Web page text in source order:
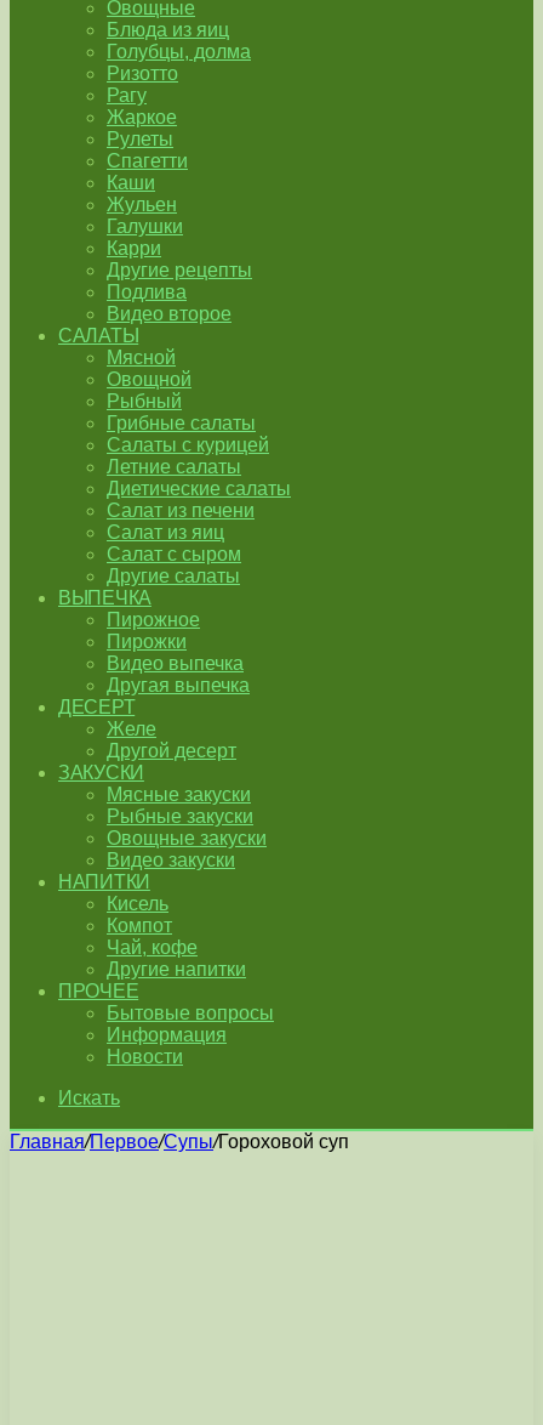
Овощные
Блюда из яиц
Голубцы, долма
Ризотто
Рагу
Жаркое
Рулеты
Спагетти
Каши
Жульен
Галушки
Карри
Другие рецепты
Подлива
Видео второе
САЛАТЫ
Мясной
Овощной
Рыбный
Грибные салаты
Салаты с курицей
Летние салаты
Диетические салаты
Салат из печени
Салат из яиц
Салат с сыром
Другие салаты
ВЫПЕЧКА
Пирожное
Пирожки
Видео выпечка
Другая выпечка
ДЕСЕРТ
Желе
Другой десерт
ЗАКУСКИ
Мясные закуски
Рыбные закуски
Овощные закуски
Видео закуски
НАПИТКИ
Кисель
Компот
Чай, кофе
Другие напитки
ПРОЧЕЕ
Бытовые вопросы
Информация
Новости
Искать
Главная/Первое/Супы/Гороховой суп